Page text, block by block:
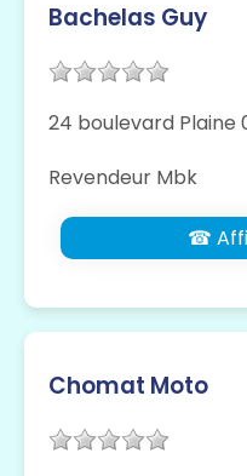
Bachelas Guy
24 boulevard Plaine
Revendeur Mbk
☎
Chomat Moto